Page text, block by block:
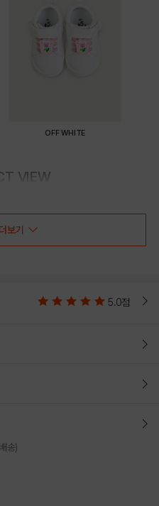
OFF WHITE
VIEW
보기
5.0점
송)